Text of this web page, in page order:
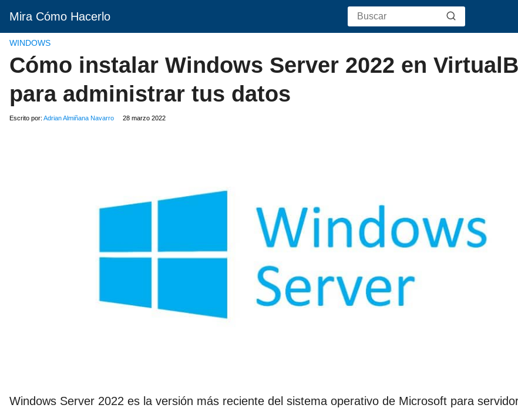
Mira Cómo Hacerlo
WINDOWS
Cómo instalar Windows Server 2022 en
para administrar tus datos
Escrito por: Adrian Almiñana Navarro 28 marzo 2022
Windows Server 2022 es la versión más reciente del sistema operativo de Microsoft para